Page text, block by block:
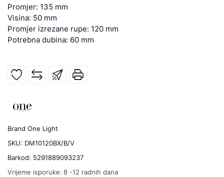
Promjer: 135 mm
Visina: 50 mm
Promjer izrezane rupe: 120 mm
Potrebna dubina: 60 mm
Brand One Light
SKU: DM10120BX/B/V
Barkod: 5291889093237
Vrijeme isporuke: 8 -12 radnih dana